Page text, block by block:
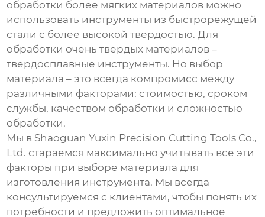
обработки более мягких материалов можно
использовать инструменты из быстрорежущей
стали с более высокой твердостью. Для
обработки очень твердых материалов –
твердосплавные инструменты. Но выбор
материала – это всегда компромисс между
различными факторами: стоимостью, сроком
службы, качеством обработки и сложностью
обработки.
Мы в Shaoguan Yuxin Precision Cutting Tools Co.,
Ltd. стараемся максимально учитывать все эти
факторы при выборе материала для
изготовления инструмента. Мы всегда
консультируемся с клиентами, чтобы понять их
потребности и предложить оптимальное